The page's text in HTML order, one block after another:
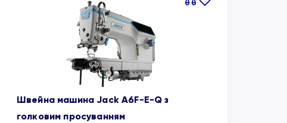
Швейна машина Jack A6F-E-Q з
голковим просуванням